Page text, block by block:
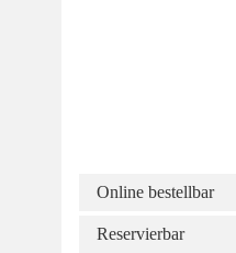
Online bestellbar
Reservierbar